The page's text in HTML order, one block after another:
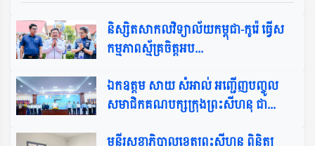
និស្សិតសាកលវិទ្យាល័យកម្ពុជា-កូរ៉េ ធ្វើស
កម្មភាពស្ម័គ្រចិត្តអប...
ឯកឧត្តម សាយ សំអាល់ អញ្ជើញបញ្ចូល
សមាជិកគណបក្សក្រុងព្រះសីហនុ ជា...